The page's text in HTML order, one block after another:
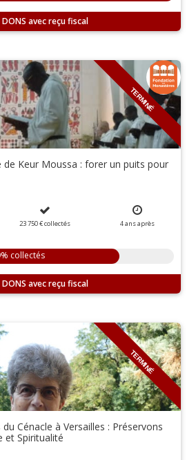
DONS
TERMINÉ
de Keur Moussa : forer un puits pour
23 750 €collectés 4ansaprès
collectés
DONS
TERMINÉ
Cénacle à Versailles : Préservons
et Spiritualité